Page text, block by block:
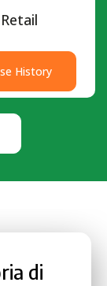
Retail
History
di